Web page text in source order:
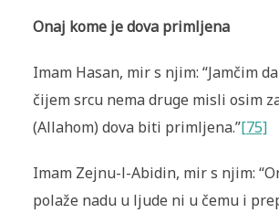
Onaj kome je dova primljena
Imam Hasan, mir s njim: “Jamčim
čijem srcu nema druge misli osim
(Allahom) dova biti primljena.”[75]
Imam Zejnu-l-Abidin, mir s njim:
polaže nadu u ljude ni u čemu i